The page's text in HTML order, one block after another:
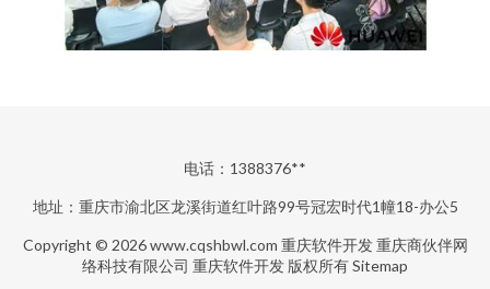
电话：1388376**
地址：重庆市渝北区龙溪街道红叶路99号冠宏时代1幢18-办公5
Copyright © 2026www.cqshbwl.com 重庆软件开发 重庆商伙伴网
络科技有限公司 重庆软件开发 版权所有Sitemap